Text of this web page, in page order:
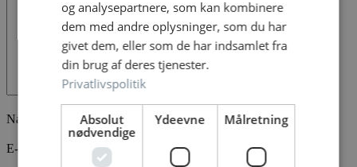
Navn
E-mail
og analysepartnere, som kan kombinere
dem med andre oplysninger, som du har
givet dem, eller som de har indsamlet fra
din brug af deres tjenester.
Privatlivspolitik
Absolut
nødvendige
Ydeevne Målretning